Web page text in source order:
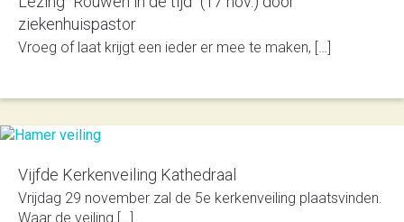
ziekenhuispastor
Vroeg of laat krijgt een ieder er mee te maken, […]
Vijfde Kerkenveiling Kathedraal
Vrijdag 29 november zal de 5e kerkenveiling plaatsvinden.
Waar de veiling […]